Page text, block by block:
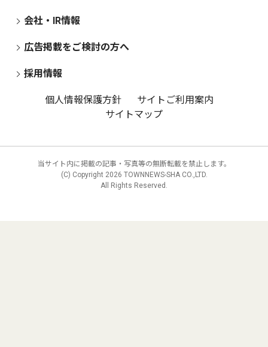
会社・IR情報
広告掲載をご検討の方へ
採用情報
個人情報保護方針
サイトご利用案内
サイトマップ
当サイト内に掲載の記事・写真等の無断転載を禁止します。
(C) Copyright 2026 TOWNNEWS-SHA CO.,LTD.
All Rights Reserved.